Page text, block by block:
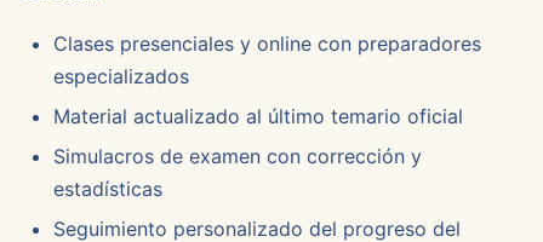
Clases presenciales y online con preparadores
especializados
Material actualizado al último temario oficial
Simulacros de examen con corrección y
estadísticas
Seguimiento personalizado del progreso del